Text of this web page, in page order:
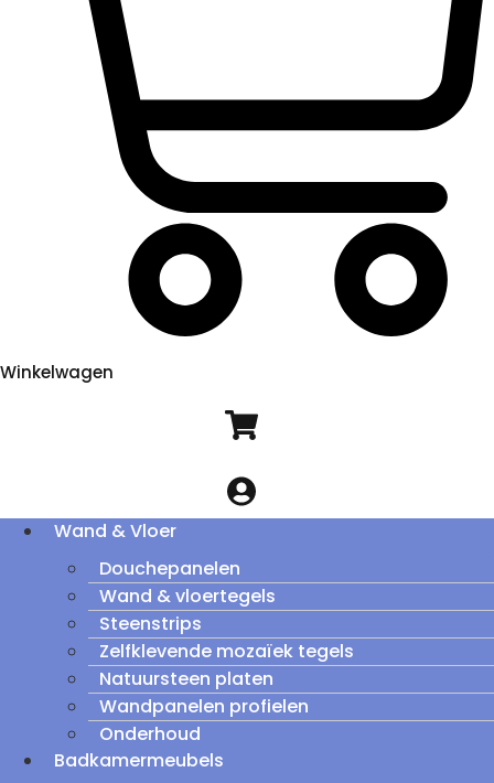
Winkelwagen
Wand & Vloer
Douchepanelen
Wand & vloertegels
Steenstrips
Zelfklevende mozaïek tegels
Natuursteen platen
Wandpanelen profielen
Onderhoud
Badkamermeubels